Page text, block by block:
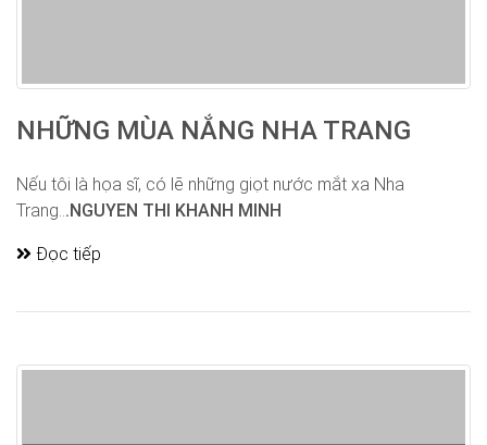
NHỮNG MÙA NẮNG NHA TRANG
Nếu tôi là họa sĩ, có lẽ những giọt nước mắt xa Nha
Trang.. .NGUYEN THI KHANH MINH
Đọc tiếp